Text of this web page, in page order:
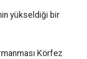
yükseldiği bir
Körfez